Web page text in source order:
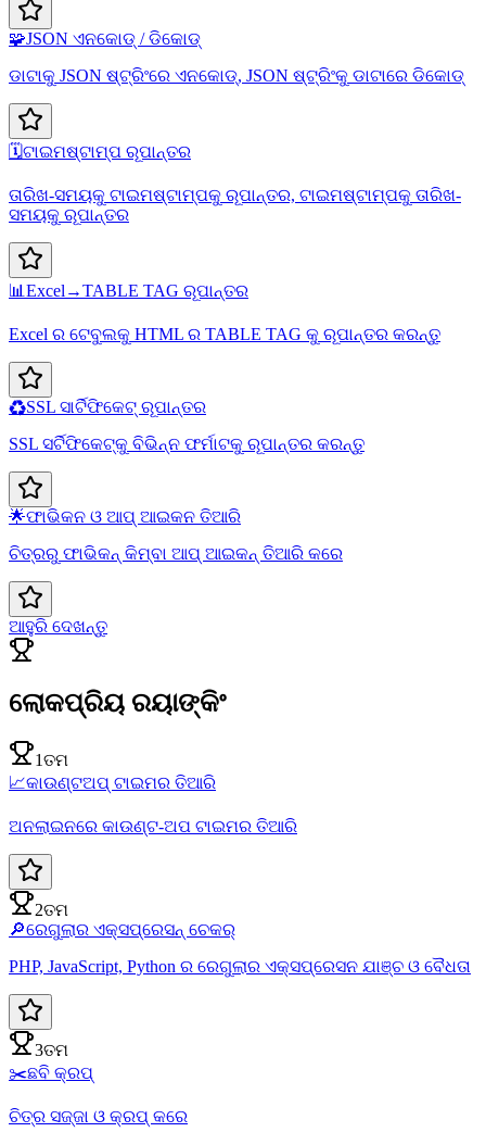
🧩JSON ଏନକୋଡ୍ / ଡିକୋଡ୍
ଡାଟାକୁ JSON ଷ୍ଟ୍ରିଂରେ ଏନକୋଡ୍, JSON ଷ୍ଟ୍ରିଂକୁ ଡାଟାରେ ଡିକୋଡ୍
🗓️ଟାଇମଷ୍ଟାମ୍ପ ରୂପାନ୍ତର
ତାରିଖ-ସମୟକୁ ଟାଇମଷ୍ଟାମ୍ପକୁ ରୂପାନ୍ତର, ଟାଇମଷ୍ଟାମ୍ପକୁ ତାରିଖ-
ସମୟକୁ ରୂପାନ୍ତର
📊Excel→TABLE TAG ରୂପାନ୍ତର
Excel ର ଟେବୁଲକୁ HTML ର TABLE TAG କୁ ରୂପାନ୍ତର କରନ୍ତୁ
♻️SSL ସାର୍ଟିଫିକେଟ୍ ରୂପାନ୍ତର
SSL ସର୍ଟିଫିକେଟ୍‌କୁ ବିଭିନ୍ନ ଫର୍ମାଟକୁ ରୂପାନ୍ତର କରନ୍ତୁ
🌟ଫାଭିକନ ଓ ଆପ୍ ଆଇକନ ତିଆରି
ଚିତ୍ରରୁ ଫାଭିକନ୍ କିମ୍ବା ଆପ୍ ଆଇକନ୍ ତିଆରି କରେ
ଆହୁରି ଦେଖନ୍ତୁ
ଲୋକପ୍ରିୟ ରୟାଙ୍କିଂ
1ତମ
📈କାଉଣ୍ଟଅପ୍ ଟାଇମର ତିଆରି
ଅନଲାଇନରେ କାଉଣ୍ଟ-ଅପ ଟାଇମର ତିଆରି
2ତମ
🔎ରେଗୁଲାର ଏକ୍ସପ୍ରେସନ୍ ଚେକର୍
PHP, JavaScript, Python ର ରେଗୁଲାର ଏକ୍ସପ୍ରେସନ ଯାଞ୍ଚ ଓ ବୈଧତା
3ତମ
✂️ଛବି କ୍ରପ୍
ଚିତ୍ର ସଜ୍ଜା ଓ କ୍ରପ୍ କରେ